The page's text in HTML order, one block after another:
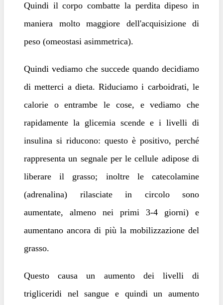
Quindi il corpo combatte la perdita dipeso in
maniera molto maggiore dell'acquisizione di
peso (omeostasi asimmetrica).
Quindi vediamo che succede quando decidiamo
di metterci a dieta. Riduciamo i carboidrati, le
calorie o entrambe le cose, e vediamo che
rapidamente la glicemia scende e i livelli di
insulina si riducono: questo è positivo, perché
rappresenta un segnale per le cellule adipose di
liberare il grasso; inoltre le catecolamine
(adrenalina) rilasciate in circolo sono
aumentate, almeno nei primi 3-4 giorni) e
aumentano ancora di più la mobilizzazione del
grasso.
Questo causa un aumento dei livelli di
trigliceridi nel sangue e quindi un aumento